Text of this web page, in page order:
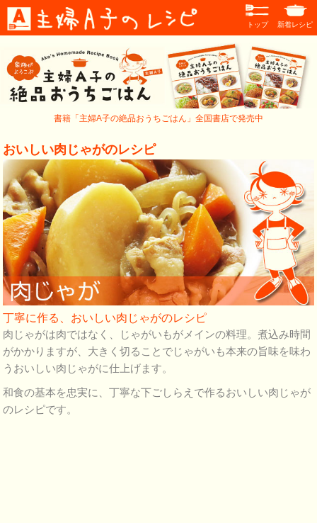
新着レシピ
トップ
書籍「主婦A子の絶品おうちごはん」全国書店で発売中
おいしい肉じゃがのレシピ
丁寧に作る、おいしい肉じゃがのレシピ
肉じゃがは肉ではなく、じゃがいもがメインの料理。煮込み時間
がかかりますが、大きく切ることでじゃがいも本来の旨味を味わ
うおいしい肉じゃがに仕上げます。
和食の基本を忠実に、丁寧な下ごしらえで作るおいしい肉じゃが
のレシピです。